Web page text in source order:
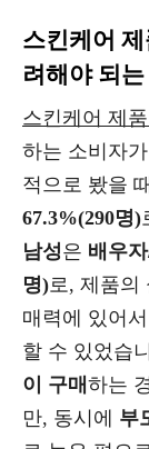
스킨케어
려해야 되
스킨케어 제
하는 소비자가
적으로 봤을 때
67.3%(290명)
남성은 배우
명)로, 제품의
매력에 있어
할 수 있었습
이 구매 하는
만, 동시에 부